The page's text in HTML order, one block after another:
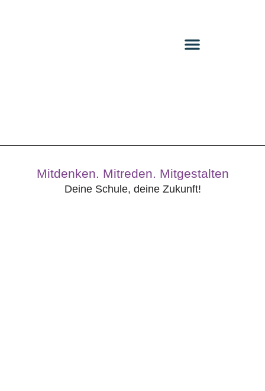
Mitdenken. Mitreden. Mitgestalten
Deine Schule, deine Zukunft!